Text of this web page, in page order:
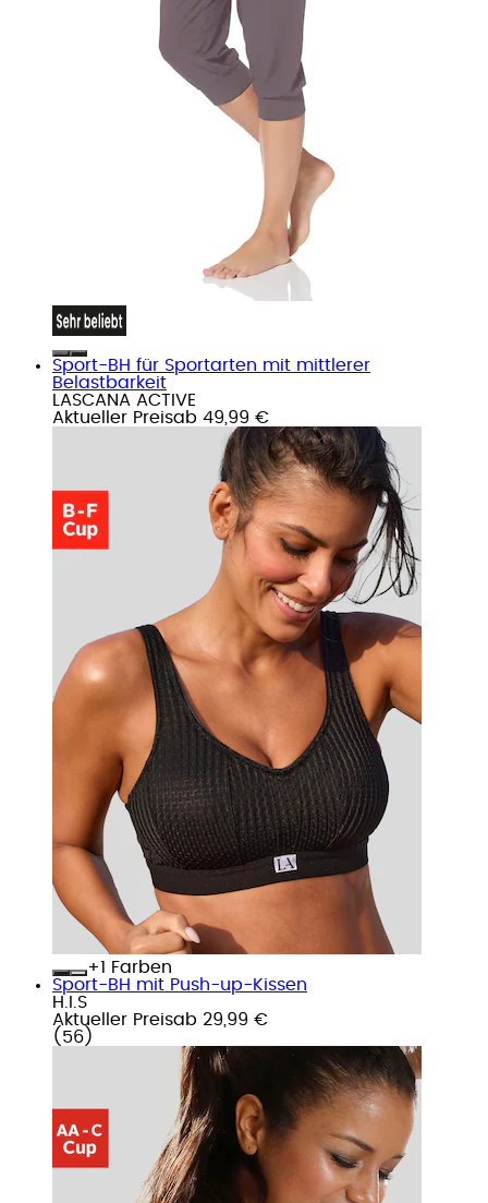
Sport-BH für Sportarten mit mittlerer
Belastbarkeit
LASCANA ACTIVE
Aktueller Preisab 49,99 €
+
Farben
Sport-BH mit Push-up-Kissen
H.I.S
Aktueller Preisab 29,99 €
( 56 )